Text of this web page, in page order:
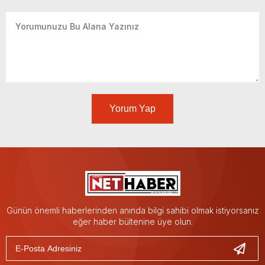
Yorum Yap
Günün önemli haberlerinden anında bilgi sahibi olmak istiyorsanız
eğer haber bültenine üye olun.